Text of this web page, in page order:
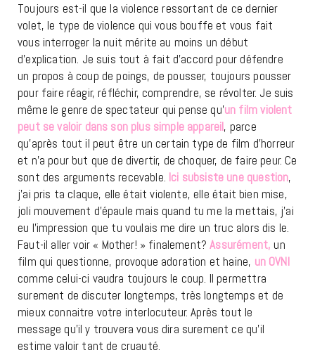
Toujours est-il que la violence ressortant de ce dernier
volet, le type de violence qui vous bouffe et vous fait
vous interroger la nuit mérite au moins un début
d’explication. Je suis tout à fait d’accord pour défendre
un propos à coup de poings, de pousser, toujours pousser
pour faire réagir, réfléchir, comprendre, se révolter. Je suis
même le genre de spectateur qui pense qu’un film violent
peut se valoir dans son plus simple appareil, parce
qu’après tout il peut être un certain type de film d’horreur
et n’a pour but que de divertir, de choquer, de faire peur. Ce
sont des arguments recevable. Ici subsiste une question,
j’ai pris ta claque, elle était violente, elle était bien mise,
joli mouvement d’épaule mais quand tu me la mettais, j’ai
eu l’impression que tu voulais me dire un truc alors dis le.
Faut-il aller voir « Mother! » finalement?Assurément, un
film qui questionne, provoque adoration et haine, un OVNI
comme celui-ci vaudra toujours le coup. Il permettra
surement de discuter longtemps, très longtemps et de
mieux connaitre votre interlocuteur. Après tout le
message qu’il y trouvera vous dira surement ce qu’il
estime valoir tant de cruauté.